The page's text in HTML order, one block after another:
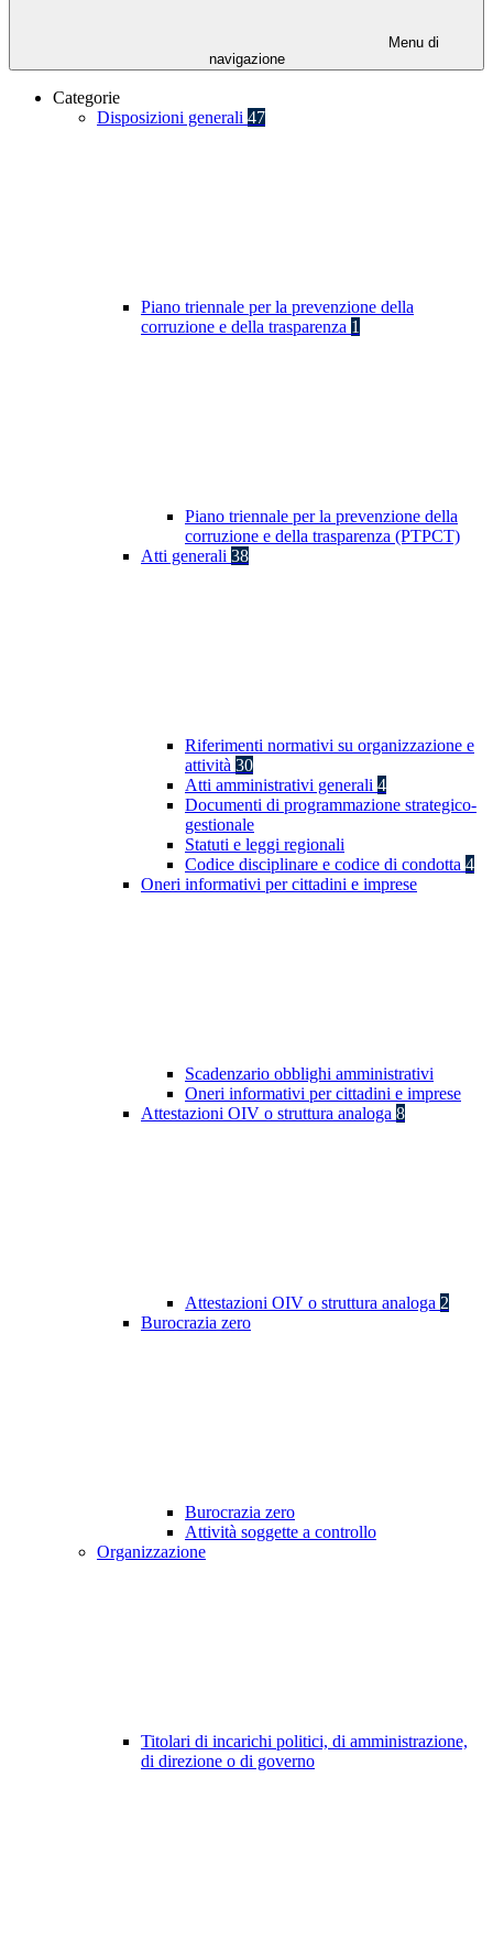
Menu di
navigazione
Categorie
Disposizioni generali 47
Piano triennale per la prevenzione della
corruzione e della trasparenza 1
Piano triennale per la prevenzione della
corruzione e della trasparenza (PTPCT)
Atti generali 38
Riferimenti normativi su organizzazione e
attività 30
Atti amministrativi generali 4
Documenti di programmazione strategico-
gestionale
Statuti e leggi regionali
Codice disciplinare e codice di condotta 4
Oneri informativi per cittadini e imprese
Scadenzario obblighi amministrativi
Oneri informativi per cittadini e imprese
Attestazioni OIV o struttura analoga 8
Attestazioni OIV o struttura analoga 2
Burocrazia zero
Burocrazia zero
Attività soggette a controllo
Organizzazione
Titolari di incarichi politici, di amministrazione,
di direzione o di governo